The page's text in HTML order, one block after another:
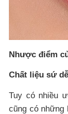
Nhược điểm
Chất liệu sứ
Tuy có nhiều
cũng có